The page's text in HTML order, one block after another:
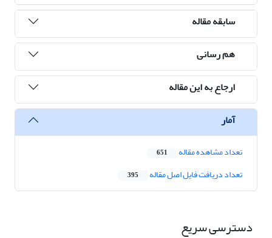
سابقه مقاله
هم رسانی
ارجاع به این مقاله
آمار
تعداد مشاهده مقاله 651
تعداد دریافت فایل اصل مقاله 395
دسترسی سریع